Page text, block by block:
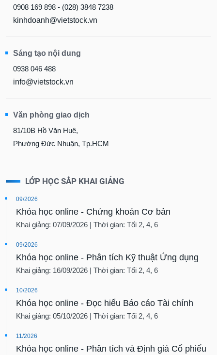
0908 169 898 - (028) 3848 7238
kinhdoanh@vietstock.vn
Sáng tạo nội dung
0938 046 488
info@vietstock.vn
Văn phòng giao dịch
81/10B Hồ Văn Huê,
Phường Đức Nhuận, Tp.HCM
LỚP HỌC SẮP KHAI GIẢNG
09/2026
Khóa học online - Chứng khoán Cơ bản
Khai giảng: 07/09/2026 | Thời gian: Tối 2, 4, 6
09/2026
Khóa học online - Phân tích Kỹ thuật Ứng dụng
Khai giảng: 16/09/2026 | Thời gian: Tối 2, 4, 6
10/2026
Khóa học online - Đọc hiểu Báo cáo Tài chính
Khai giảng: 05/10/2026 | Thời gian: Tối 2, 4, 6
11/2026
Khóa học online - Phân tích và Định giá Cổ phiếu